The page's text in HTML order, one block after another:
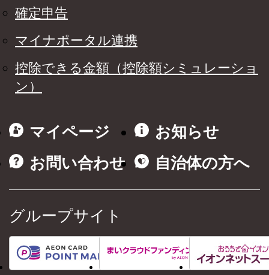
確定申告
マイナポータル連携
控除できる金額（控除額シミュレーショ
ン）
マイページ
お知らせ
お問い合わせ
自治体の方へ
グループサイト